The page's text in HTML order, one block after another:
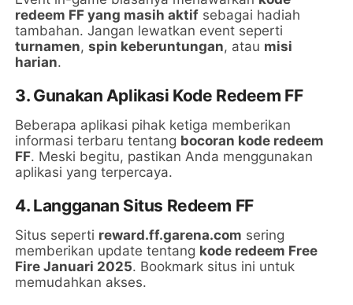
redeem FF yang masih aktif sebagai hadiah
tambahan. Jangan lewatkan event seperti
turnamen,spin keberuntungan, atau misi
harian.
3. Gunakan Aplikasi Kode Redeem FF
Beberapa aplikasi pihak ketiga memberikan
informasi terbaru tentang bocoran kode redeem
FF. Meski begitu, pastikan Anda menggunakan
aplikasi yang terpercaya.
4. Langganan Situs Redeem FF
Situs seperti reward.ff.garena.com sering
memberikan update tentang kode redeem Free
Fire Januari 2025. Bookmark situs ini untuk
memudahkan akses.